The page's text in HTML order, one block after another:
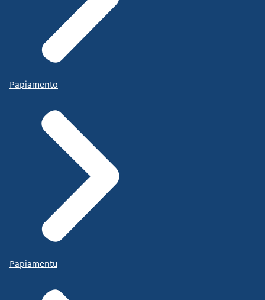
Papiamento
Papiamentu